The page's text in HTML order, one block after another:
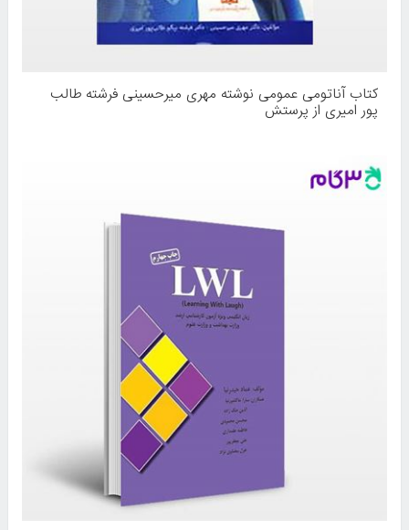
کتاب آناتومی عمومی نوشته مهری میرحسینی فرشته طالب
پور امیری از پرستش